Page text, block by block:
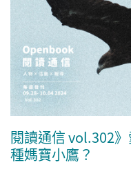
閱讀通信 vol.302
種媽寶小鷹？